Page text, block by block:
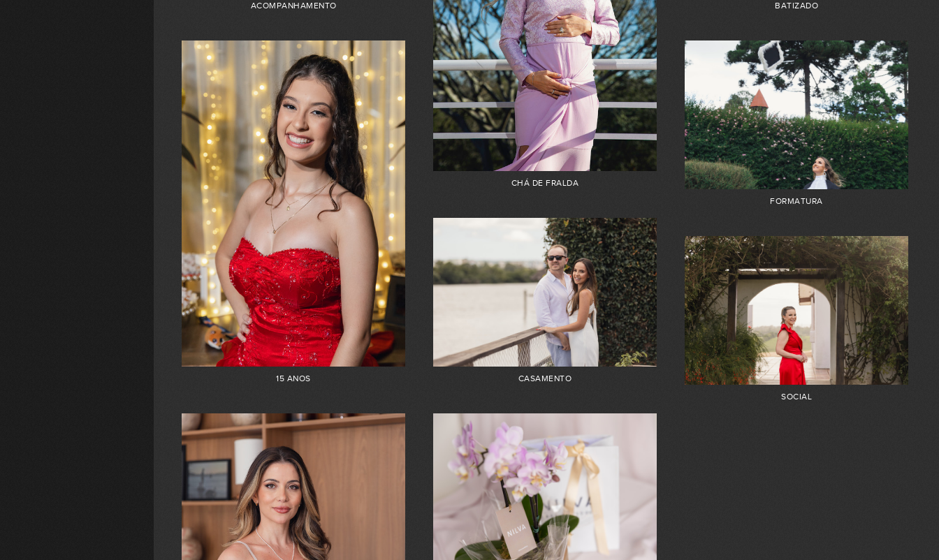
ACOMPANHAMENTO
CHÁ DE FRALDA
BATIZADO
15 ANOS
FORMATURA
CASAMENTO
SOCIAL